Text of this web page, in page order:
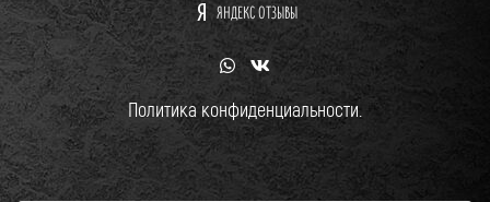
ЯНДЕКС ОТЗЫВЫ
Политика конфиденциальности.